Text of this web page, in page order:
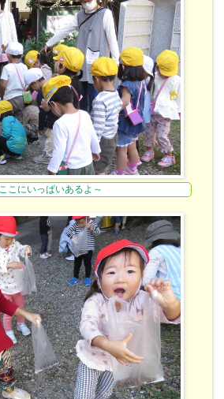
ここにいっぱいあるよ～